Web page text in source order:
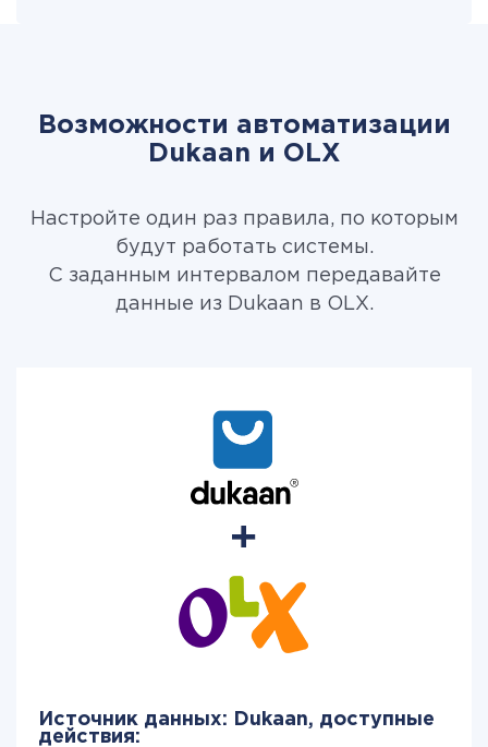
Возможности автоматизации
Dukaan и OLX
Настройте один раз правила, по которым
будут работать системы.
С заданным интервалом передавайте
данные из Dukaan в OLX.
Источник данных: Dukaan, доступные
действия: